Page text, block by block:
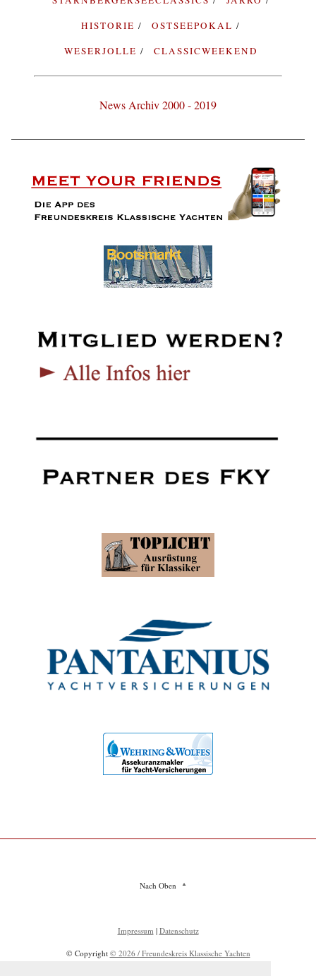
HISTORIE
OSTSEEPOKAL
WESERJOLLE
CLASSICWEEKEND
News Archiv 2000 - 2019
Nach Oben
Impressum | Datenschutz
© Copyright © 2026 / Freundeskreis Klassische Yachten